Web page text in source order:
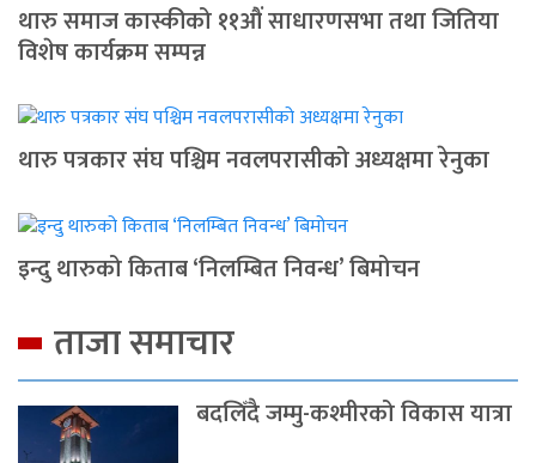
थारु समाज कास्कीको ११औं साधारणसभा तथा जितिया
विशेष कार्यक्रम सम्पन्न
थारु पत्रकार संघ पश्चिम नवलपरासीको अध्यक्षमा रेनुका
इन्दु थारुको किताब ‘निलम्बित निवन्ध’ बिमोचन
ताजा समाचार
बदलिँदै जम्मु-कश्मीरको विकास यात्रा